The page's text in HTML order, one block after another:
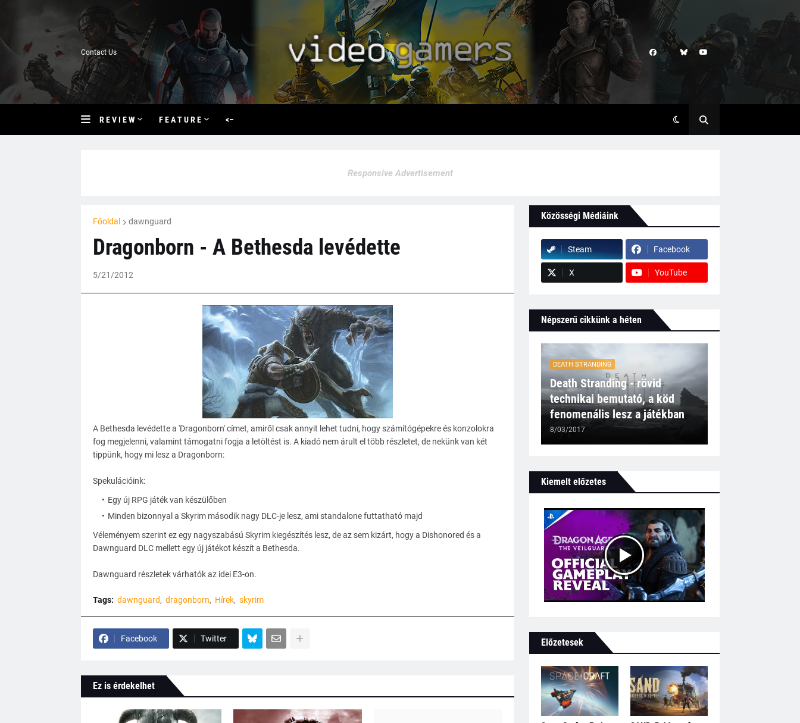
Contact Us
R E V I E W F E A T U R E <–
Responsive Advertisement
Főoldal dawnguard
Dragonborn - A Bethesda levédette
5/21/2012
A Bethesda levédette a 'Dragonborn' címet, amiről csak annyit lehet tudni, hogy számítógépekre és konzolokra
fog megjelenni, valamint támogatni fogja a letöltést is. A kiadó nem árult el több részletet, de nekünk van két
tippünk, hogy mi lesz a Dragonborn:
Spekulációink:
Egy új RPG játék van készülőben
Minden bizonnyal a Skyrim második nagy DLC-je lesz, ami standalone futtatható majd
Véleményem szerint ez egy nagyszabású Skyrim kiegészítés lesz, de az sem kizárt, hogy a Dishonored és a
Dawnguard DLC mellett egy új játékot készít a Bethesda.
Dawnguard részletek várhatók az idei E3-on.
Tags: dawnguard dragonborn Hírek skyrim
Facebook Twitter
Ez is érdekelhet
Közösségi Médiáink
Steam Facebook
X YouTube
Népszerű cikkünk a héten
DEATH STRANDING
Death Stranding - rövid
technikai bemutató, a köd
fenomenális lesz a játékban
8/03/2017
Kiemelt előzetes
Előzetesek